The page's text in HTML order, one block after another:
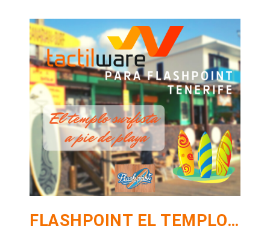
FLASHPOINT EL TEMPLO DE LOS SURFISTAS EN TENERIFE.